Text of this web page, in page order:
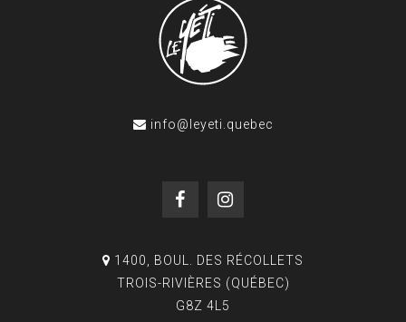
info@leyeti.quebec
1400, BOUL. DES RÉCOLLETS
TROIS-RIVIÈRES (QUÉBEC)
G8Z 4L5